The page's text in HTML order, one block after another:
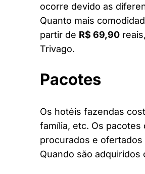
ocorre devido as
Quanto mais
partir de R$ 69,90
Trivago.
Pacotes
Os hotéis fazendas
família, etc. Os pacotes
procurados e ofertados
Quando são